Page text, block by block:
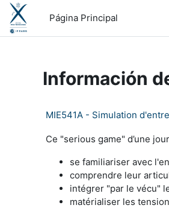
Salta al contenido principal
Página Principal
Información
MIE541A - Simulation
Ce "serious game" d’une
se familiariser avec
comprendre leur
intégrer "par le vécu"
matérialiser les